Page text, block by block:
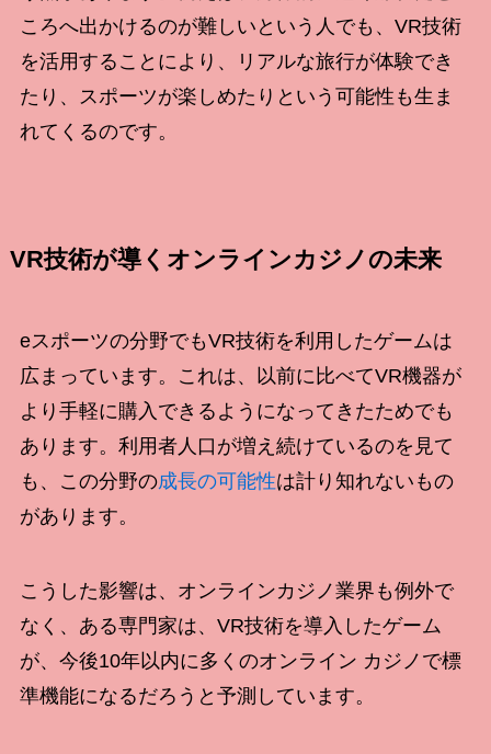
ころへ出かけるのが難しいという人でも、VR技術
を活用することにより、リアルな旅行が体験でき
たり、スポーツが楽しめたりという可能性も生ま
れてくるのです。
VR技術が導くオンラインカジノの未来
eスポーツの分野でもVR技術を利用したゲームは
広まっています。これは、以前に比べてVR機器が
より手軽に購入できるようになってきたためでも
あります。利用者人口が増え続けているのを見て
も、この分野の成長の可能性は計り知れないもの
があります。
こうした影響は、オンラインカジノ業界も例外で
なく、ある専門家は、VR技術を導入したゲーム
が、今後10年以内に多くのオンライン カジノで標
準機能になるだろうと予測しています。